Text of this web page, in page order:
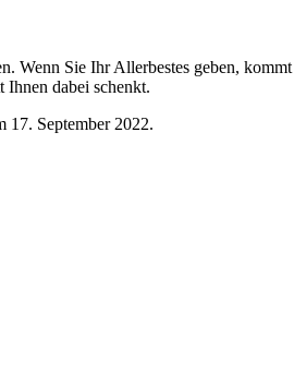
Sie Ihr Allerbestes geben,
dabei schenkt.
17. September 2022.